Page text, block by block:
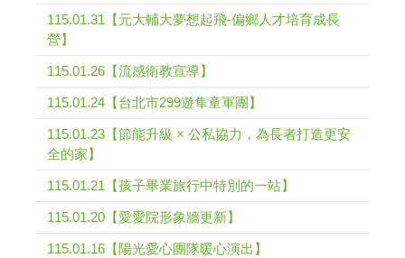
115.01.31【元大輔大夢想起飛-偏鄉人才培育成長
營】
115.01.26【流感衛教宣導】
115.01.24【台北市299遊隼童軍團】
115.01.23【節能升級 × 公私協力，為長者打造更安
全的家】
115.01.21【孩子畢業旅行中特別的一站】
115.01.20【愛愛院形象牆更新】
115.01.16【陽光愛心團隊暖心演出】